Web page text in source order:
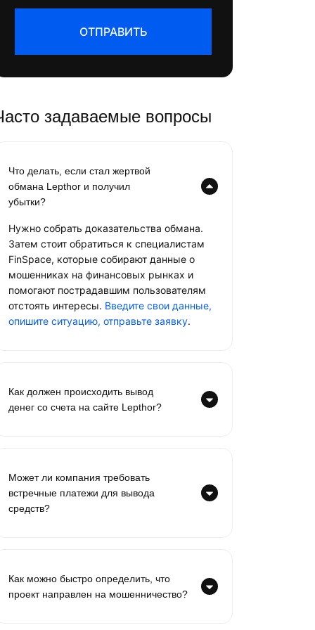
ОТПРАВИТЬ
задаваемые вопросы
Что делать, если стал жертвой
обмана Lepthor и получил
убытки?
Нужно собрать доказательства обмана.
Затем стоит обратиться к специалистам
FinSpace, которые собирают данные о
мошенниках на финансовых рынках и
помогают пострадавшим пользователям
отстоять интересы. Введите свои данные,
опишите ситуацию, отправьте заявку.
Как должен происходить вывод
денег со счета на сайте Lepthor?
Может ли компания требовать
встречные платежи для вывода
средств?
Как можно быстро определить, что
проект направлен на мошенничество?